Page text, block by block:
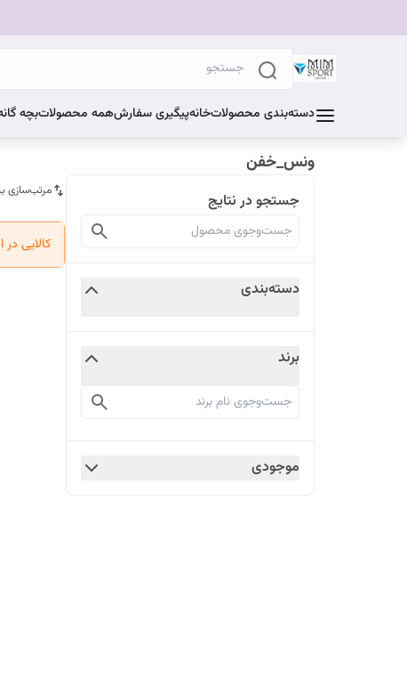
دسته‌بندی محصولاتخانهپیگیری سفارشهمه محصولاتبچه
ونس_خفن
جستجو در نتایج
دسته‌بندی
برند
موجودی
مرتب‌سازی
کالایی